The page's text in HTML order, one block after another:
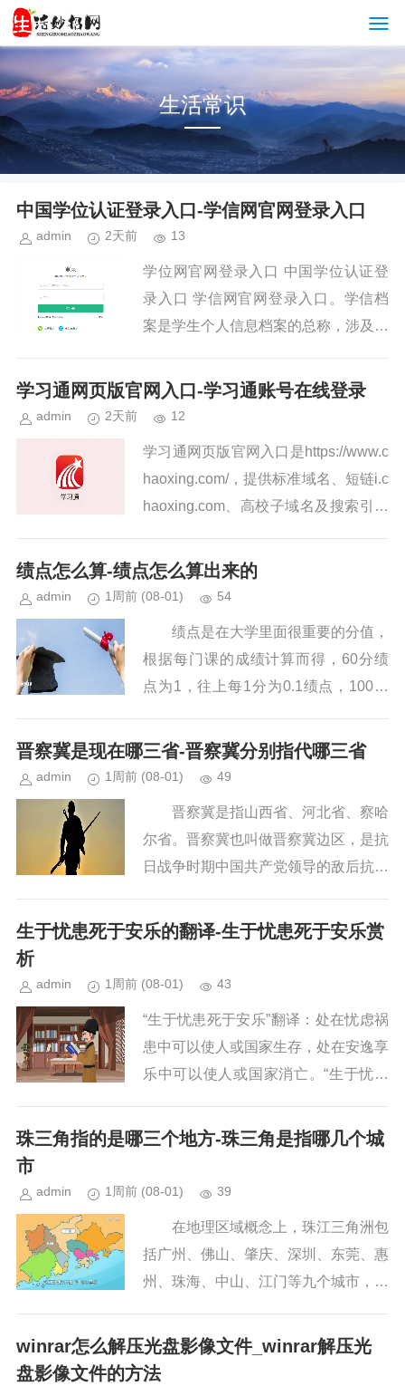
生活常识
中国学位认证登录入口-学信网官网登录入口
admin 2天前 13
学位网官网登录入口 中国学位认证登
录入口 学信网官网登录入口。学信档
案是学生个人信息档案的总称，涉及全
学籍、学历等信息。学生本人免费实名
学习通网页版官网入口-学习通账号在线登录
admin 2天前 12
学习通网页版官网入口是https://www.c
haoxing.com/，提供标准域名、短链i.c
haoxing.com、高校子域名及搜索引擎
录与稳定教学...
绩点怎么算-绩点怎么算出来的
admin 1周前 (08-01) 54
绩点是在大学里面很重要的分值，
根据每门课的成绩计算而得，60分绩
点为1，往上每1分为0.1绩点，100分
5，比如考了60分，绩点就是60÷10-5=
晋察冀是现在哪三省-晋察冀分别指代哪三省
admin 1周前 (08-01) 49
晋察冀是指山西省、河北省、察哈
尔省。晋察冀也叫做晋察冀边区，是抗
日战争时期中国共产党领导的敌后抗日
包括当时热河、察哈尔省的全部、河北
生于忧患死于安乐的翻译-生于忧患死于安乐赏
析
admin 1周前 (08-01) 43
“生于忧患死于安乐”翻译：处在忧虑祸
患中可以使人或国家生存，处在安逸享
乐中可以使人或国家消亡。“生于忧患
生于忧患死于安乐原文...
珠三角指的是哪三个地方-珠三角是指哪几个城
市
admin 1周前 (08-01) 39
在地理区域概念上，珠江三角洲包
括广州、佛山、肇庆、深圳、东莞、惠
州、珠海、中山、江门等九个城市，以
在经济区域概念上，珠江三角洲主要指
的是广东的九个市。...
winrar怎么解压光盘影像文件_winrar解压光
盘影像文件的方法